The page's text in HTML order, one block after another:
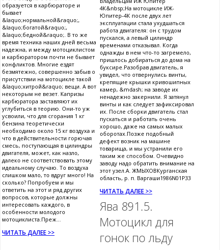
образуется в карбюраторе и
бывает
&laquo;нормальной&raquo;,
&laquo;богатой&raquo;,
&laquo;бедной&raquo;. В то же
время техника наших дней весьма
надежна, и между мотоциклистом
и карбюратором почти не бывает
конфликтов. Многие ездят
безмятежно, совершенно забыв о
присутствии на мотоцикле такой
&laquo;хитрой&raquo; вещи. А вот
некоторым не везет. Капризы
карбюратора заставляют их
углубиться в теорию. Они-то уж
усвоили, что для сгорания 1 кг
бензина теоретически
необходимо около 15 кг воздуха и
что в действительности горючая
смесь, поступающая в цилиндры
двигателя, может, как назло,
далеко не соответствовать этому
идеальному случаю. То воздуха
слишком мало, то вдруг много! На
сколько? Попробуем и мы
ответить на этот и ряд других
вопросов, которые должны
интересовать каждого, в
особенности молодого
мотоциклиста.Преж...
ЧИТАТЬ ДАЛЕЕ >>
4К&nbsp;На мотоцикле ИЖ-
Юпитер-4К после двух лет
эксплуатации стала ухудшаться
работа двигателя: он с трудом
пускался, а левый цилиндр
временами отказывал. Когда
однажды в нем что-то загремело,
пришлось добираться до дома на
буксире.Разобрав двигатель, я
увидел, что отвернулись винты,
крепящие крышки кривошипных
камер, &mdash; на заводе их
ненадежно закернили. Я затянул
винты и как следует зафиксировал
их. После сборки двигатель стал
пускаться и работать очень
хорошо, даже на самых малых
оборотах.Позже подобный
дефект возник на машине
товарища, и мы устранили его
таким же способом. Очевидно
заводу надо обратить внимание на
этот узел.А. ЖМЫХОВКурганская
область, р. п. Варгаши1986N01P33
ЧИТАТЬ ДАЛЕЕ >>
Ява 891.5.
Мотоцикл для
гонок по льду